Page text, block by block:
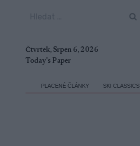
Čtvrtek, Srpen 6, 2026
Today's Paper
PLACENÉ ČLÁNKY SKI CLASSICS